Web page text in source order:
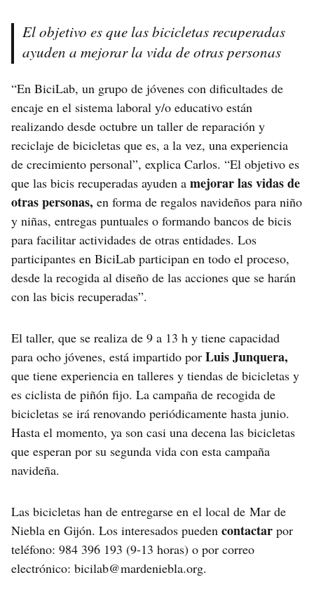
El objetivo es que las bicicletas recuperadas
ayuden a mejorar la vida de otras personas
“En BiciLab, un grupo de jóvenes con dificultades de
encaje en el sistema laboral y/o educativo están
realizando desde octubre un taller de reparación y
reciclaje de bicicletas que es, a la vez, una experiencia
de crecimiento personal”, explica Carlos. “El objetivo es
que las bicis recuperadas ayuden a mejorar las vidas de
otras personas, en forma de regalos navideños para niño
y niñas, entregas puntuales o formando bancos de bicis
para facilitar actividades de otras entidades. Los
participantes en BiciLab participan en todo el proceso,
desde la recogida al diseño de las acciones que se harán
con las bicis recuperadas”.
El taller, que se realiza de 9 a 13 h y tiene capacidad
para ocho jóvenes, está impartido por Luis Junquera,
que tiene experiencia en talleres y tiendas de bicicletas y
es ciclista de piñón fijo. La campaña de recogida de
bicicletas se irá renovando periódicamente hasta junio.
Hasta el momento, ya son casi una decena las bicicletas
que esperan por su segunda vida con esta campaña
navideña.
Las bicicletas han de entregarse en el local de Mar de
Niebla en Gijón. Los interesados pueden contactar por
teléfono: 984 396 193 (9-13 horas) o por correo
electrónico: bicilab@mardeniebla.org.